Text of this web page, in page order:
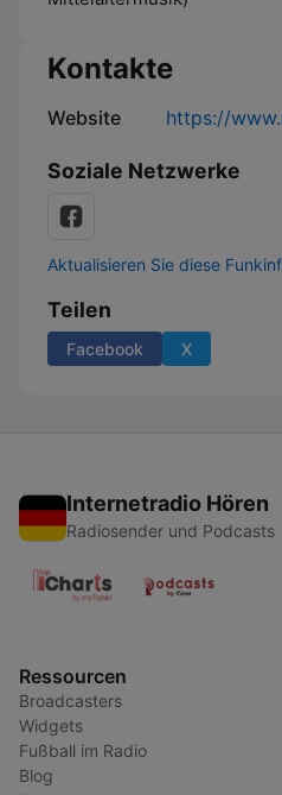
Kontakte
Website https://
Soziale Netzwerke
Aktualisieren Sie diese
Teilen
Facebook X
Internetradio Hören
Radiosender und Podcasts
Ressourcen
Broadcasters
Widgets
Fußball im Radio
Blog